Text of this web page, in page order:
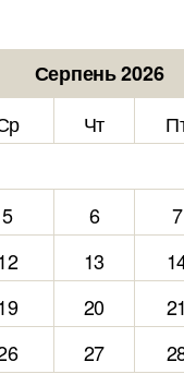
Серпень 2026
Чт
5
6 7
13
20 21
27